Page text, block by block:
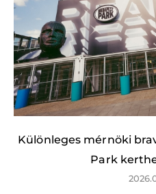
Különleges mérnöki
Park